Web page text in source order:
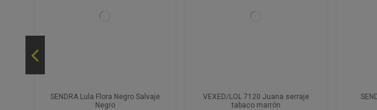
SENDRA Lula Flora Negro Salvaje
Negro
VEXED/LOL 7120 Juana serraje
tabaco marrón